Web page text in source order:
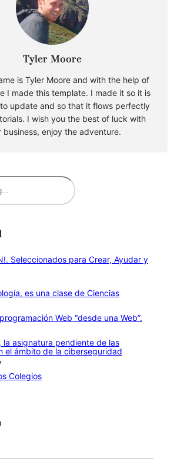
Tyler Moore
is Tyler Moore and with the help of
I made this template. I made it so it is
update and so that it flows perfectly
I wish you the best of luck with
business, enjoy the adventure.
Seleccionados para Crear, Ayudar y
es una clase de Ciencias
Web “desde una Web”.
la asignatura pendiente de las
el ámbito de la ciberseguridad
Colegios